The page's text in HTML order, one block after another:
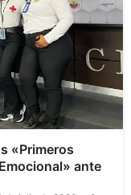
«Primeros
ante